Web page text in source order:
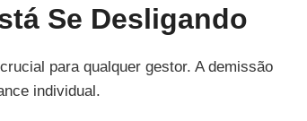
Se Desligando
para qualquer gestor. A demissão
individual.